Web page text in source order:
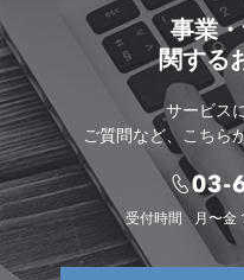
事業
関する
サービス
ご質問など、こちら
受付時間 月〜金